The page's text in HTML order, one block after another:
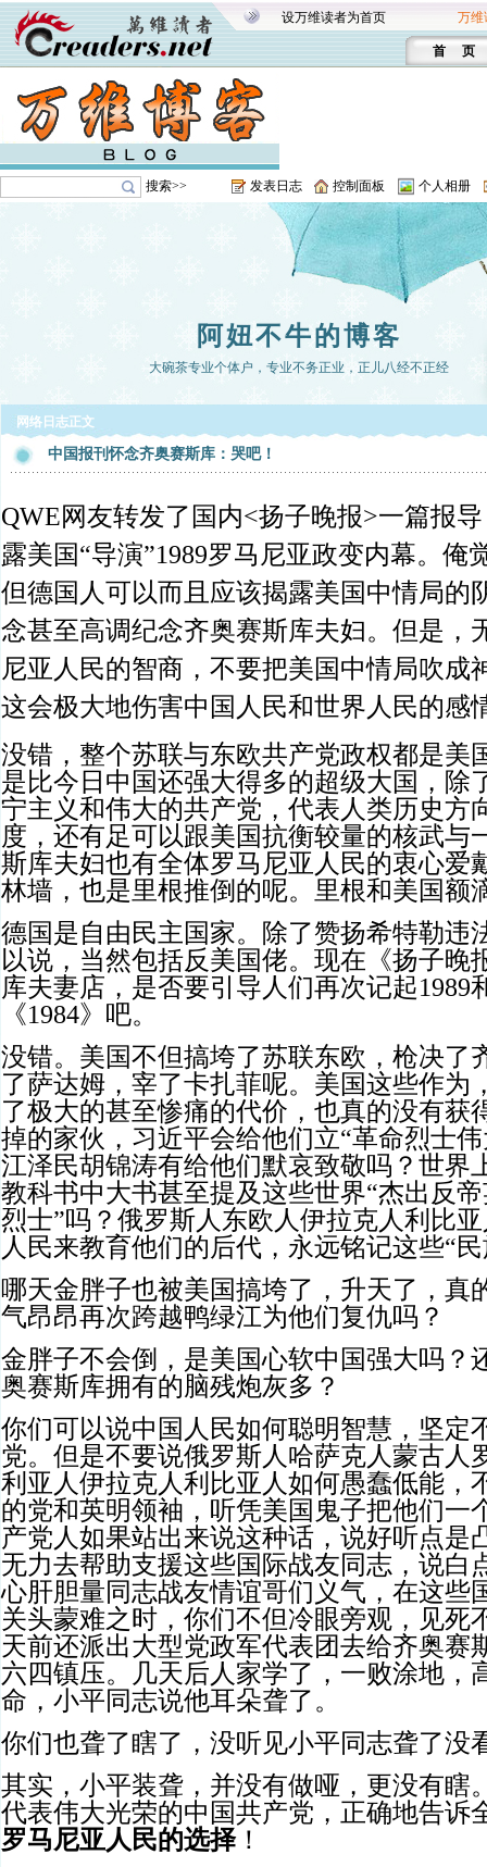
设万维读者为首页 万维
首 页
搜索>> 发表日志 控制面板 个人相册
阿妞不牛的博客
大碗茶专业个体户，专业不务正业，正儿八经不正经
网络日志正文
中国报刊怀念齐奥赛斯库：哭吧！
QWE网友转发了国内<扬子晚报>一篇报
露美国“导演”1989罗马尼亚政变内幕。俺
但德国人可以而且应该揭露美国中情局的
念甚至高调纪念齐奥赛斯库夫妇。但是，
尼亚人民的智商，不要把美国中情局吹成
这会极大地伤害中国人民和世界人民的感
没错，整个苏联与东欧共产党政权都是美
是比今日中国还强大得多的超级大国，除
宁主义和伟大的共产党，代表人类历史方
度，还有足可以跟美国抗衡较量的核武与
斯库夫妇也有全体罗马尼亚人民的衷心爱
林墙，也是里根推倒的呢。里根和美国额
德国是自由民主国家。除了赞扬希特勒违
以说，当然包括反美国佬。现在《扬子晚
库夫妻店，是否要引导人们再次记起1989
《1984》吧。
没错。美国不但搞垮了苏联东欧，枪决了
了萨达姆，宰了卡扎菲呢。美国这些作为
了极大的甚至惨痛的代价，也真的没有获
掉的家伙，习近平会给他们立“革命烈士
江泽民胡锦涛有给他们默哀致敬吗？世界
教科书中大书甚至提及这些世界“杰出反
烈士”吗？俄罗斯人东欧人伊拉克人利比
人民来教育他们的后代，永远铭记这些“
哪天金胖子也被美国搞垮了，升天了，真
气昂昂再次跨越鸭绿江为他们复仇吗？
金胖子不会倒，是美国心软中国强大吗？
奥赛斯库拥有的脑残炮灰多？
你们可以说中国人民如何聪明智慧，坚定
党。但是不要说俄罗斯人哈萨克人蒙古人
利亚人伊拉克人利比亚人如何愚蠢低能，
的党和英明领袖，听凭美国鬼子把他们一
产党人如果站出来说这种话，说好听点是
无力去帮助支援这些国际战友同志，说白
心肝胆量同志战友情谊哥们义气，在这些
关头蒙难之时，你们不但冷眼旁观，见死
天前还派出大型党政军代表团去给齐奥赛
六四镇压。几天后人家学了，一败涂地，
命，小平同志说他耳朵聋了。
你们也聋了瞎了，没听见小平同志聋了没
其实，小平装聋，并没有做哑，更没有瞎
代表伟大光荣的中国共产党，正确地告诉
罗马尼亚人民的选择！